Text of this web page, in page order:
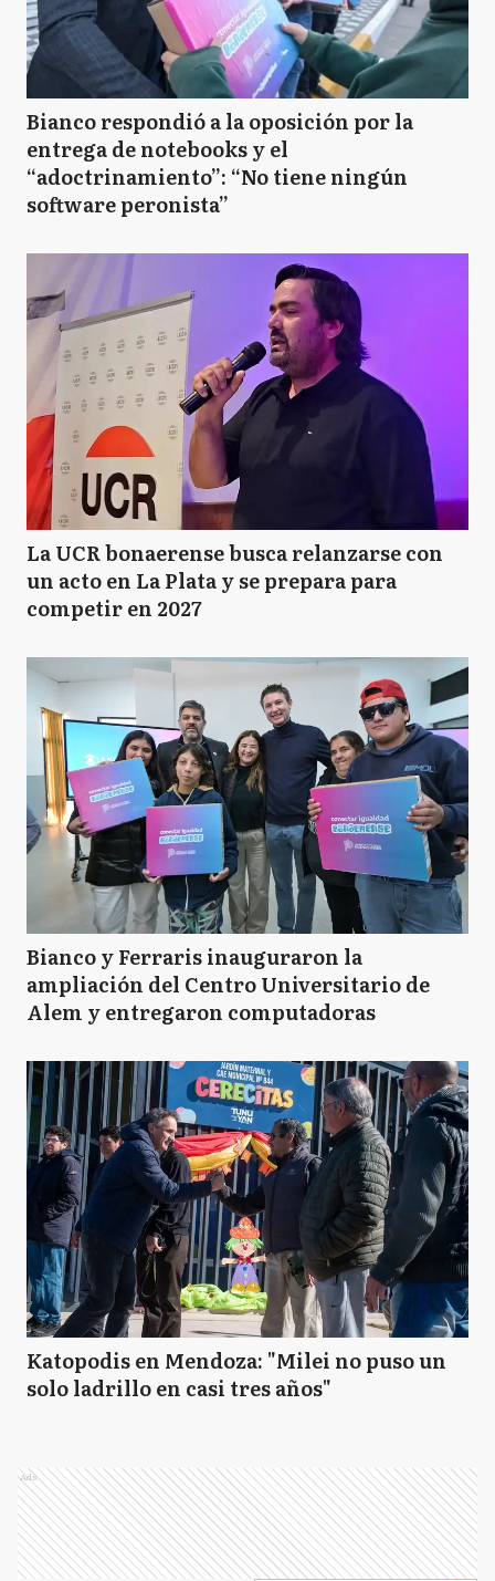
Bianco respondió a la oposición por la
entrega de notebooks y el
“adoctrinamiento”: “No tiene ningún
software peronista”
La UCR bonaerense busca relanzarse con
un acto en La Plata y se prepara para
competir en 2027
Bianco y Ferraris inauguraron la
ampliación del Centro Universitario de
Alem y entregaron computadoras
Katopodis en Mendoza: "Milei no puso un
solo ladrillo en casi tres años"
Ads